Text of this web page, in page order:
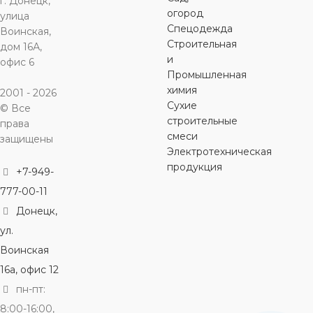
ДИАМЕТР
6,0 мм
ОСОБЕННОСТИ
газобетона
дерева
ОСОБЕННОСТИ
ДИАМЕТР
ОСОБЕННОСТИ
гранита ,для
дерева,для
гранита
улица
Воинская,
дом 16А,
офис 6
2001 - 2026
© Все
права
защищены
+7-949-
777-00-11
Донецк,
ул.
Воинская
16а, офис 12
пн-пт:
8:00-16:00,
огород
Спецодежда
Строительная
и
Промышленная
химия
Сухие
строительные
смеси
Электротехническая
продукция